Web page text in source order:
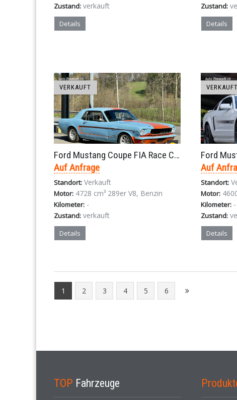
Zustand: verkauft
Details
Zustand:
Details
VERKAUFT
Ford Mustang Coupe FIA Race Car Gulf Look V8 4-Gang 1966
Auf Anfrage
Standort: Verkauft
Motor: 4728 cm³ 289er V8, Benzin
Kilometer: -
Zustand: verkauft
Details
VERKAUFT
Auf
Standort:
Motor:
Kilometer: -
Zustand:
Details
1 2 3 4 5 6
TOP Fahrzeuge